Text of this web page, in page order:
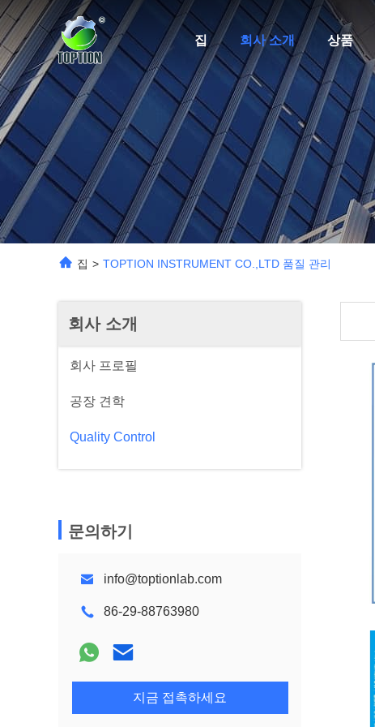
집 회사 소개 상품
집 > TOPTION INSTRUMENT CO.,LTD 품질 관리
회사 소개
회사 프로필
공장 견학
Quality Control
문의하기
info@toptionlab.com
86-29-88763980
지금 접촉하세요